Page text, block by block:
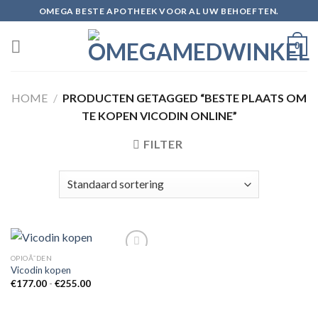
to
content
OMEGA BESTE APOTHEEK VOOR AL UW BEHOEFTEN.
0
HOME / PRODUCTEN GETAGGED “BESTE PLAATS OM
TE KOPEN VICODIN ONLINE”
FILTER
OPIOÃ¯DEN
Vicodin kopen
€177.00 - €255.00Prijsklasse: